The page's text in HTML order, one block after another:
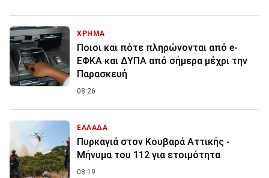
ΧΡΗΜΑ
Ποιοι και πότε πληρώνονται από e-
ΕΦΚΑ και ΔΥΠΑ από σήμερα μέχρι την
Παρασκευή
08:26
ΕΛΛΑΔΑ
Πυρκαγιά στον Κουβαρά Αττικής -
Μήνυμα του 112 για ετοιμότητα
08:19